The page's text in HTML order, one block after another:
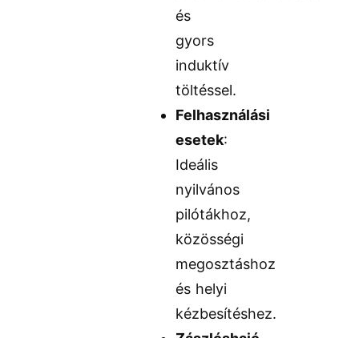
és
gyors
induktív
töltéssel.
Felhasználási
esetek:
Ideális
nyilvános
pilótákhoz,
közösségi
megosztáshoz
és helyi
kézbesítéshez.